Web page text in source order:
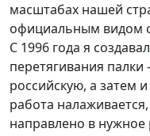
масштабах нашей
официальным видом
С 1996 года я
перетягивания палки
российскую, а затем
работа
направлено в